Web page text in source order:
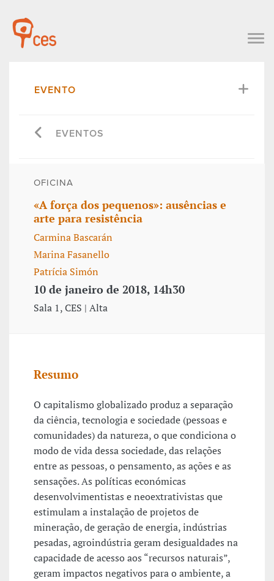
EVENTO
EVENTOS
OFICINA
«A força dos pequenos»: ausências e
arte para resistência
Carmina Bascarán
Marina Fasanello
Patrícia Simón
10 de janeiro de 2018, 14h30
Sala 1, CES | Alta
Resumo
O capitalismo globalizado produz a separação
da ciência, tecnologia e sociedade (pessoas e
comunidades) da natureza, o que condiciona o
modo de vida dessa sociedade, das relações
entre as pessoas, o pensamento, as ações e as
sensações. As políticas económicas
desenvolvimentistas e neoextrativistas que
estimulam a instalação de projetos de
mineração, de geração de energia, indústrias
pesadas, agroindústria geram desigualdades na
capacidade de acesso aos “recursos naturais”,
geram impactos negativos para o ambiente, a